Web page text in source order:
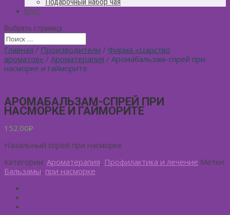
Блог
Выбрать страницу
Главная / Производители / Фирма «Царство
ароматов» / Ароматерапия / Аромабальзам-спрей при
насморке и гайморите
АРОМАБАЛЬЗАМ-СПРЕЙ ПРИ
НАСМОРКЕ И ГАЙМОРИТЕ
152.00₽
Назальный спрей при насморке
Категории: Ароматерапия, Профилактика и лечение Метки:
Бальзамы, при насморке